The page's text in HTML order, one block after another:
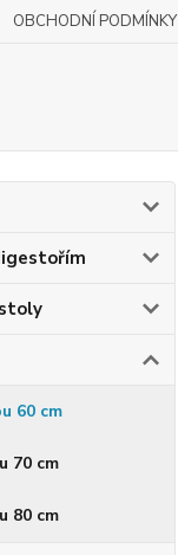
OBCHODNÍ PODMÍNKY
60 cm
70 cm
80 cm